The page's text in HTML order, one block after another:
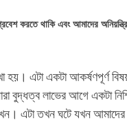
করতে থাকি এবং আমাদের
এটা একটা আকর্ষণপূর্ণ
বুদ্ধত্ব লাভের আগে একটা
এটা তখন ঘটে যখন